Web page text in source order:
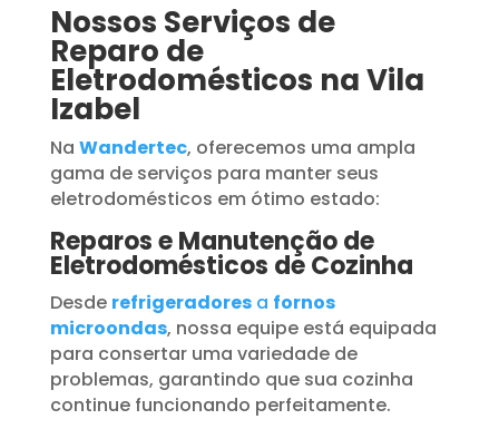
Nossos Serviços de
Reparo de
Eletrodomésticos na Vila
Izabel
Na Wandertec, oferecemos uma ampla
gama de serviços para manter seus
eletrodomésticos em ótimo estado:
Reparos e Manutenção de
Eletrodomésticos de Cozinha
Desde refrigeradoresa fornos
microondas, nossa equipe está equipada
para consertar uma variedade de
problemas, garantindo que sua cozinha
continue funcionando perfeitamente.